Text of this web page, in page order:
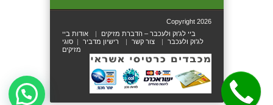
Copyright 2026
ביי לג'וק ולעכבר – הדברת מזיקים
אודות ביי
לג'וק ולעכבר
צור קשר רישיון מדביר
סוגי
מזיקים